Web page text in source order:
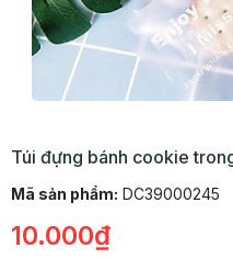
Túi đựng bánh cookie
Mã sản phẩm: DC39000245
10.000₫